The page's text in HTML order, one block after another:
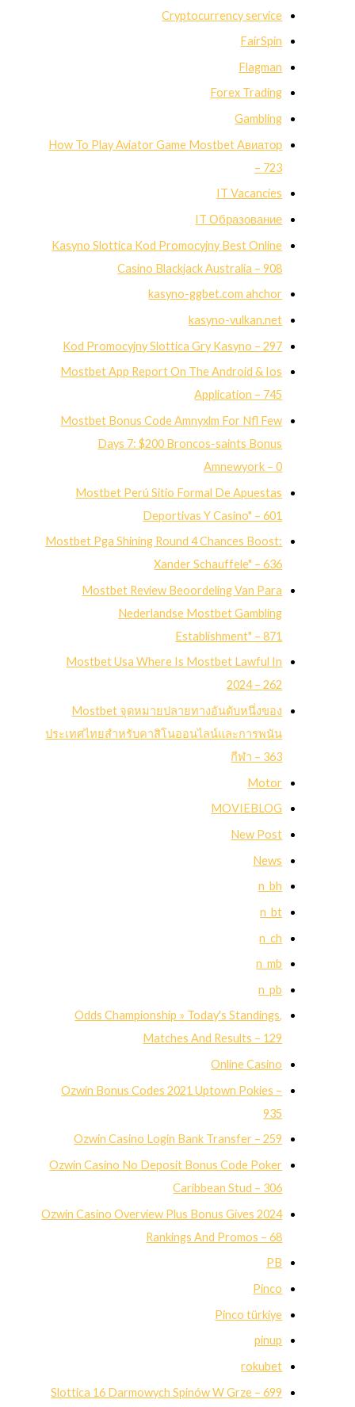
Cryptocurrency service
FairSpin
Flagman
Forex Trading
Gambling
How To Play Aviator Game Mostbet Авиатор
– 723
IT Vacancies
IT Образование
Kasyno Slottica Kod Promocyjny Best Online
Casino Blackjack Australia – 908
kasyno-ggbet.com ahchor
kasyno-vulkan.net
Kod Promocyjny Slottica Gry Kasyno – 297
Mostbet App Report On The Android & Ios
Application – 745
Mostbet Bonus Code Amnyxlm For Nfl Few
Days 7: $200 Broncos-saints Bonus
Amnewyork – 0
Mostbet Perú Sitio Formal De Apuestas
Deportivas Y Casino" – 601
Mostbet Pga Shining Round 4 Chances Boost:
Xander Schauffele" – 636
Mostbet Review Beoordeling Van Para
Nederlandse Mostbet Gambling
Establishment" – 871
Mostbet Usa Where Is Mostbet Lawful In
2024 – 262
Mostbet จุดหมายปลายทางอันดับหนึ่งของ
ประเทศไทยสำหรับคาสิโนออนไลน์และการพนัน
กีฬา – 363
Motor
MOVIEBLOG
New Post
News
n_bh
n_bt
n_ch
n_mb
n_pb
Odds Championship » Today's Standings,
Matches And Results – 129
Online Casino
Ozwin Bonus Codes 2021 Uptown Pokies –
935
Ozwin Casino Login Bank Transfer – 259
Ozwin Casino No Deposit Bonus Code Poker
Caribbean Stud – 306
Ozwin Casino Overview Plus Bonus Gives 2024
Rankings And Promos – 68
PB
Pinco
Pinco türkiye
pinup
rokubet
Slottica 16 Darmowych Spinów W Grze – 699